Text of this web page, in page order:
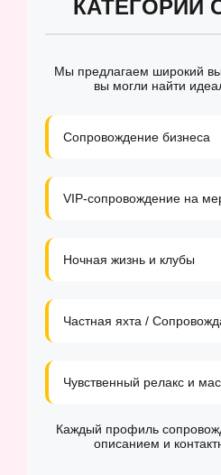
КАТЕГОРИИ
Мы предлагаем широкий
вы могли найти
Сопровождение бизнеса
VIP-сопровождение на
Ночная жизнь и клубы
Частная яхта /
Чувственный релакс и
Каждый профиль
описанием и